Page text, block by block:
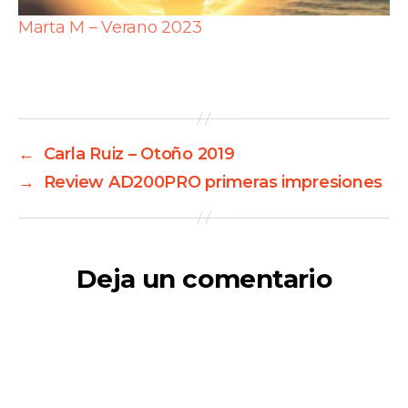
Marta M – Verano 2023
←
Carla Ruiz – Otoño 2019
→
Review AD200PRO primeras impresiones
Deja un comentario